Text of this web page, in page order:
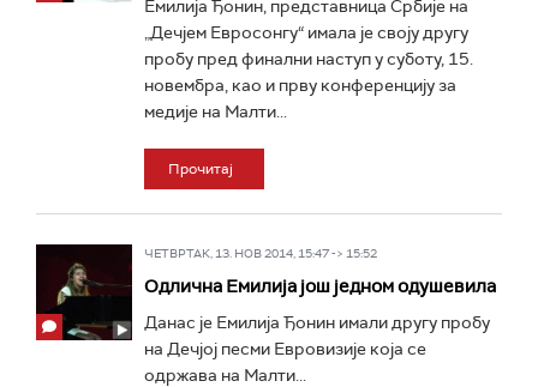
Емилија Ђонин, представница Србије на
„Дечјем Евросонгу“ имала је своју другу
пробу пред финални наступ у суботу, 15.
новембра, као и прву конференцију за
медије на Малти...
Прочитај
ЧЕТВРТАК, 13. НОВ 2014, 15:47 -> 15:52
Одлична Емилија још једном одушевила
Данас је Емилија Ђонин имали другу пробу
на Дечјој песми Евровизије која се
одржава на Малти...